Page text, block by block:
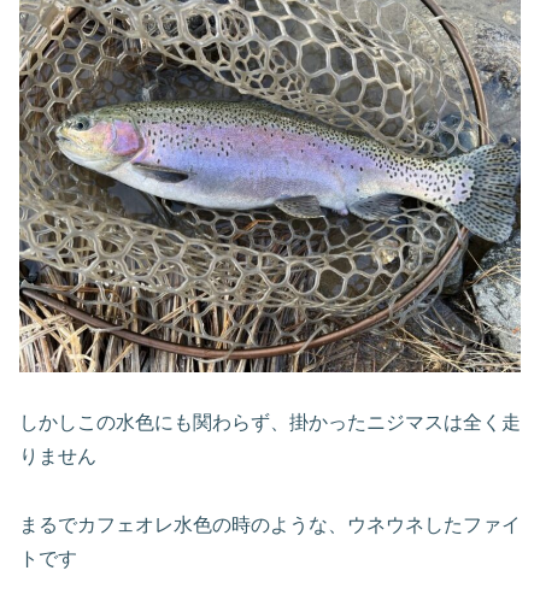
しかしこの水色にも関わらず、掛かったニジマスは全く走
りません
まるでカフェオレ水色の時のような、ウネウネしたファイ
トです